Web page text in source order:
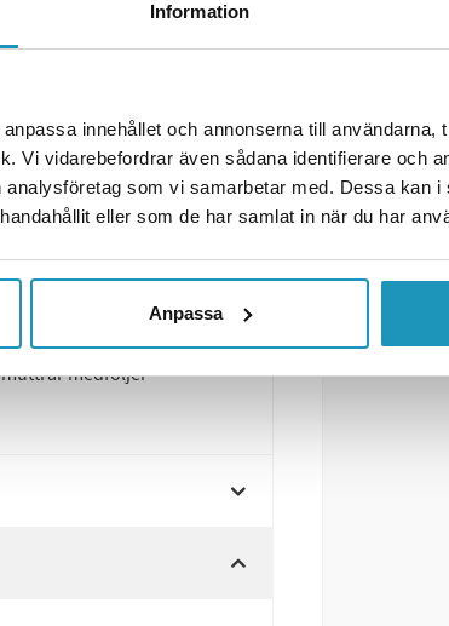
Information
innehållet och annonserna till användarna,
Vi vidarebefordrar även sådana identifierare och
som vi samarbetar med. Dessa kan
eller som de har samlat in när du har
Anpassa
mm, 12V
och kompakt design.
Dimljus
muttrar medföljer